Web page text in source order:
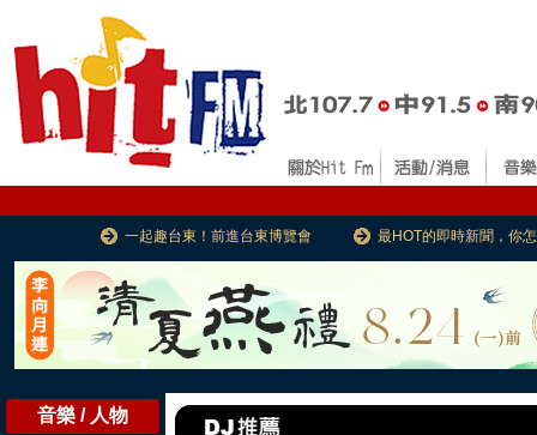
一起趣台東！前進台東博覽會 最HOT的即時新聞，你
音樂 / 人物